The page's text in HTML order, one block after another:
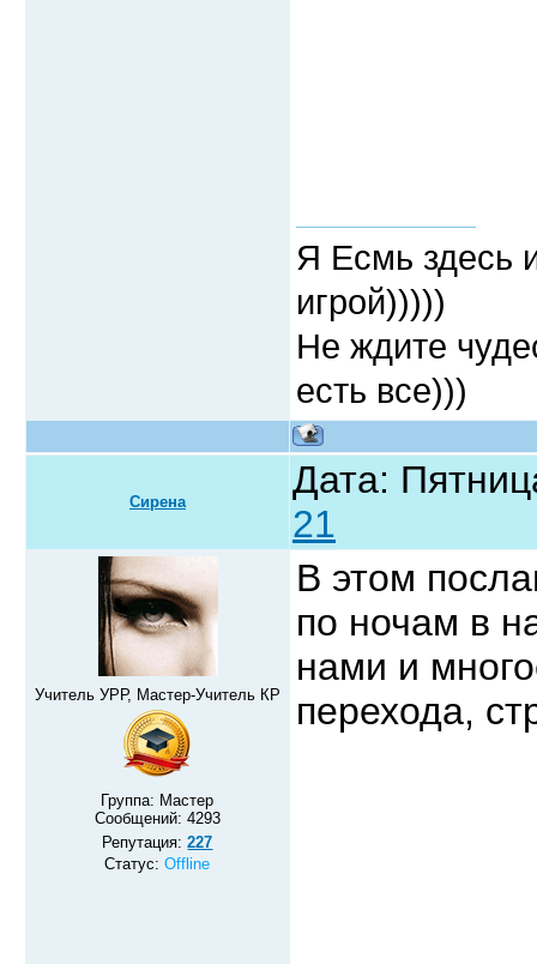
Я Есмь здесь
игрой)))))
Не ждите
есть все)))
Сирена
Дата:
21
Учитель УРР, Мастер-Учитель КР
Группа: Мастер
Сообщений: 4293
Репутация:227
Статус:Offline
В этом
по ночам в
нами и
перехода,